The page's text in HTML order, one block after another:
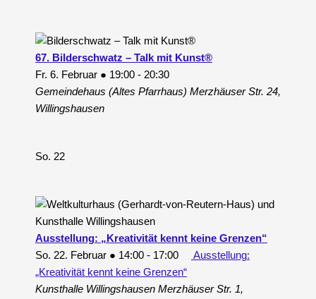
67. Bilderschwatz – Talk mit Kunst®
Fr. 6. Februar ● 19:00- 20:30
Gemeindehaus (Altes Pfarrhaus) Merzhäuser Str. 24,
Willingshausen
So. 22
Ausstellung: „Kreativität kennt keine Grenzen“
So. 22. Februar ● 14:00- 17:00
Ausstellung:
„Kreativität kennt keine Grenzen“
Kunsthalle Willingshausen Merzhäuser Str. 1,